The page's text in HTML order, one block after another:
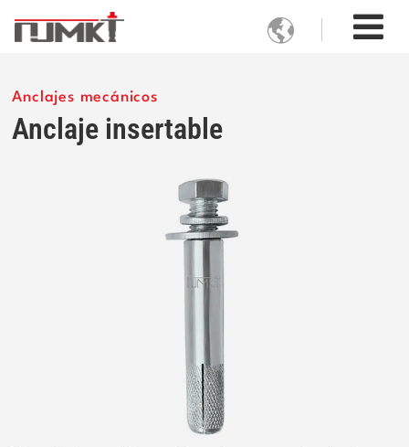

Anclajes mecánicos
Anclaje insertable